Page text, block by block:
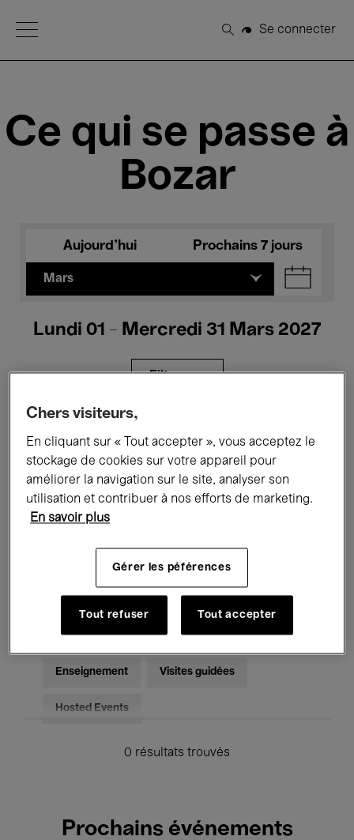
Open Menu
Rechercher
Se connecter
Ce qui se passe à
Bozar
Aujourd'hui Prochains 7 jours
Mars
Lundi 01 - Mercredi 31 Mars 2027
Filtres
Expositions Films Performances
Rencontres & Débats Jazz
Musique électronique
Pour tous Kids’ Palace
Enseignement Visites guidées
Hosted Events
0 résultats trouvés
Prochains événements
Chers visiteurs,
En cliquant sur « Tout accepter », vous acceptez le
stockage de cookies sur votre appareil pour
améliorer la navigation sur le site, analyser son
utilisation et contribuer à nos efforts de marketing.
En savoir plus
Gérer les péférences
Tout refuser Tout accepter